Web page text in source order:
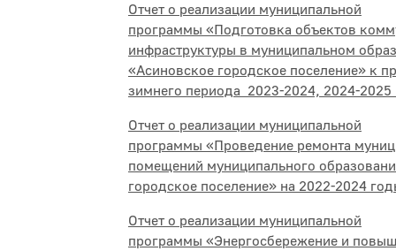
Отчет о реализации муниципальной
программы «Подготовка объектов
инфраструктуры в муниципальном
«Асиновское городское поселение» к
зимнего периода 2023-2024, 2024-2025
Отчет о реализации муниципальной
программы «Проведение ремонта
помещений муниципального
городское поселение» на 2022-2024
Отчет о реализации муниципальной
программы «Энергосбережение и